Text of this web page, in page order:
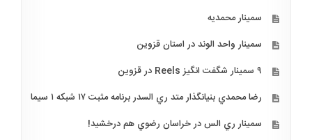
سمینار محمدیه
سمینار واحد الوند در استان قزوین
۹ سمینار شگفت انگیز Reels در قزوین
رضا محمدي بنيانگذار متد ري السدر برنامه مثبت ۱۷ شبكه ۱ سيما
سمينار ري الس در خراسان رضوي هم درخشيد!